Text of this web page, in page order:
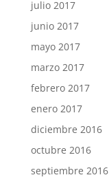
julio 2017
junio 2017
mayo 2017
marzo 2017
febrero 2017
enero 2017
diciembre 2016
octubre 2016
septiembre 2016